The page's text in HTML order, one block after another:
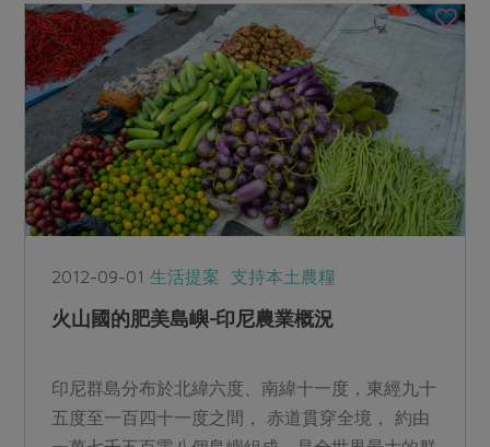
2012-09-01生活提案 支持本土農糧
火山國的肥美島嶼-印尼農業概況
印尼群島分布於北緯六度、南緯十一度，東經九十
五度至一百四十一度之間， 赤道貫穿全境， 約由